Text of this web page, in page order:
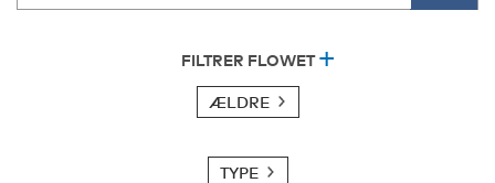
FILTRER FLOWET
ÆLDRE
TYPE